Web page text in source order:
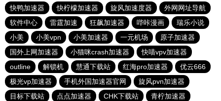
快鸭加速器
快柠檬加速器 旋风加速度器
外网网址导航
软件中心
雷霆加速 狂飙加速器 哔咔漫画
瑞乐小说
小美
小美vpn 小美加速器 一元机场
原子加速器
国外上网加速器
小猫咪crash加速器
快喵vpv加速器
outline
解锁机 慧通下载站 红海pro加速器
优云666
极光vp加速器
手机外国加速器官网
旋风pvn加速器
目标下载站
点点加速器 CHK下载站
青柠加速器